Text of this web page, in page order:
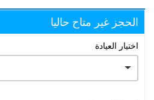
الحجز غير متاح حاليا
اختيار العيادة